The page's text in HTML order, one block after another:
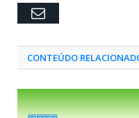
Email
CONTEÚDO